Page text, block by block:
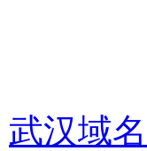
武汉域